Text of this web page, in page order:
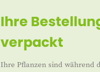
Ihre
verpackt
Ihre Pflanzen sind während